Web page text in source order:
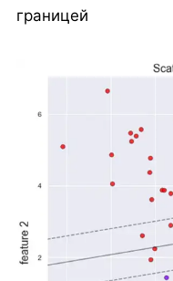
границей